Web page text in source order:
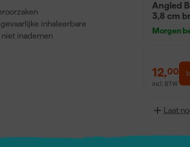
inhaleerbare
inademen
Angled
3,8 cm
Morgen
12,00
incl. BTW
Laat